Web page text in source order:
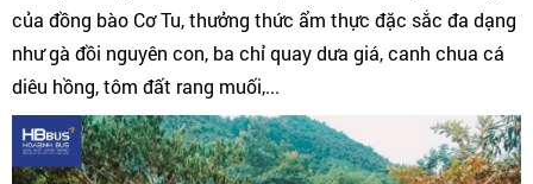
của đồng bào Cơ Tu, thưởng thức ẩm thực đặc sắc đa dạng
như gà đồi nguyên con, ba chỉ quay dưa giá, canh chua cá
diêu hồng, tôm đất rang muối,...